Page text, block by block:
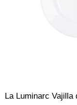
La Luminarc